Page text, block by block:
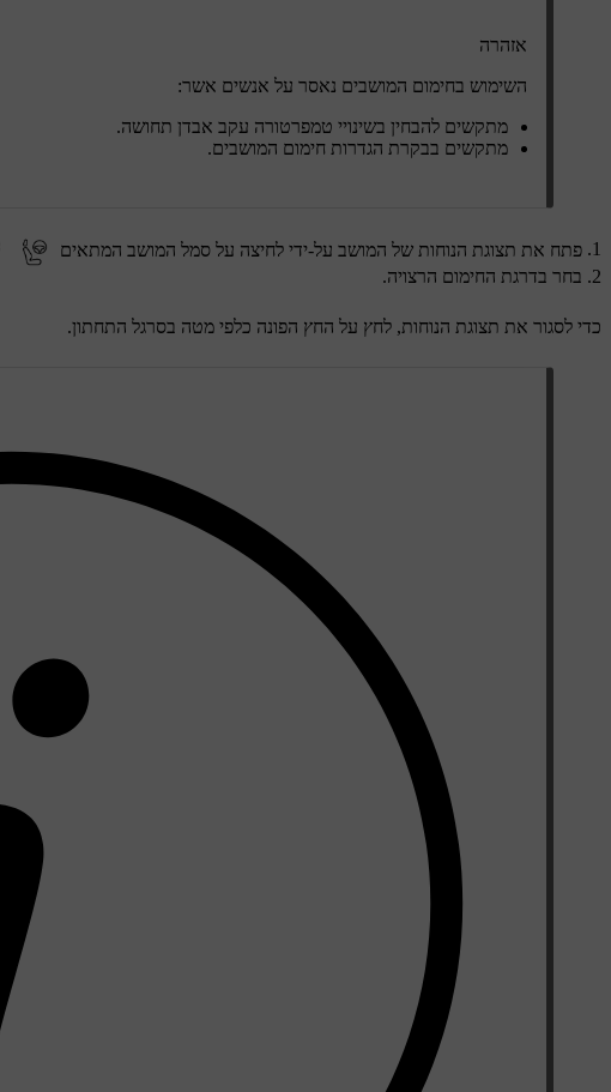
אזהרה
השימוש בחימום המושבים נאסר על אנשים אשר:
מתקשים להבחין בשינויי טמפרטורה עקב אבדן תחושה.
מתקשים בבקרת הגדרות חימום המושבים.
פתח את תצוגת הנוחות של המושב על-ידי לחיצה על סמל המושב המתאים
בחר בדרגת החימום הרצויה.
כדי לסגור את תצוגת הנוחות, לחץ על החץ הפונה כלפי מטה בסרגל התחתון.